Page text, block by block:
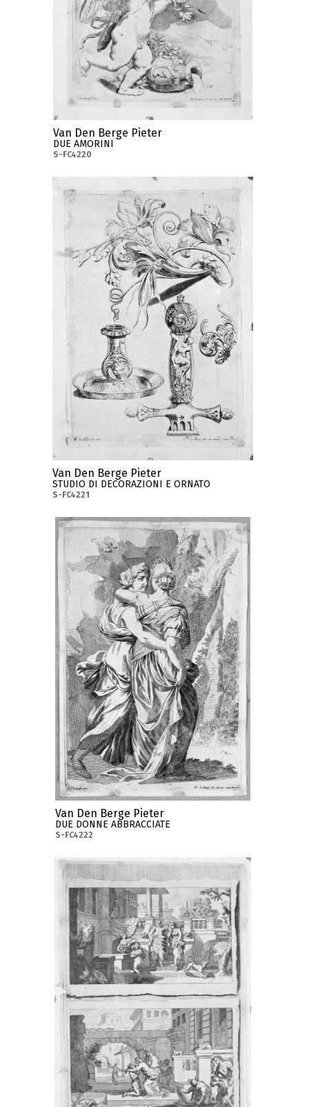
Van Den Berge Pieter
DUE AMORINI
S-FC4220
Van Den Berge Pieter
STUDIO DI DECORAZIONI E ORNATO
S-FC4221
Van Den Berge Pieter
DUE DONNE ABBRACCIATE
S-FC4222